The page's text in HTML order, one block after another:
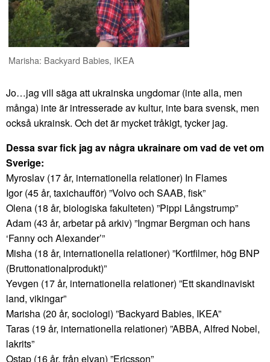
Marisha: Backyard Babies, IKEA
Jo…jag vill säga att ukrainska ungdomar (inte alla, men
många) inte är intresserade av kultur, inte bara svensk, men
också ukrainsk. Och det är mycket tråkigt, tycker jag.
Dessa svar fick jag av några ukrainare om vad de vet om
Sverige:
Myroslav (17 år, internationella relationer) In Flames
Igor (45 år, taxichaufför) ”Volvo och SAAB, fisk”
Olena (18 år, biologiska fakulteten) ”Pippi Långstrump”
Adam (43 år, arbetar på arkiv) ”Ingmar Bergman och hans
‘Fanny och Alexander’”
Misha (18 år, internationella relationer) ”Kortfilmer, hög BNP
(Bruttonationalprodukt)”
Yevgen (17 år, internationella relationer) ”Ett skandinaviskt
land, vikingar”
Marisha (20 år, sociologi) ”Backyard Babies, IKEA”
Taras (19 år, internationella relationer) ”ABBA, Alfred Nobel,
lakrits”
Ostap (16 år, från elvan) ”Ericsson”